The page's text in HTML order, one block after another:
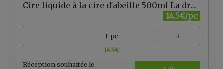
Cire liquide à la cire d'abeille 500ml La droguerie écologique
14.5€/pc
- 1 pc +
14.5€
Réception souhaitée le